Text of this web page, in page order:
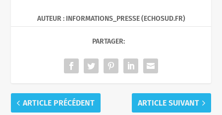
AUTEUR : INFORMATIONS_PRESSE (ECHOSUD.FR)
PARTAGER:
ARTICLE PRÉCÉDENT ARTICLE SUIVANT